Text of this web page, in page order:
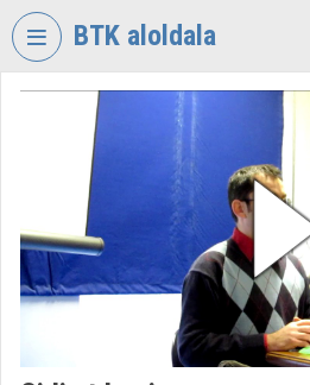
Skip header
BTK aloldala
VIDEO TORIUM
RESEARCH
FOR
THE
HUMANTITIES